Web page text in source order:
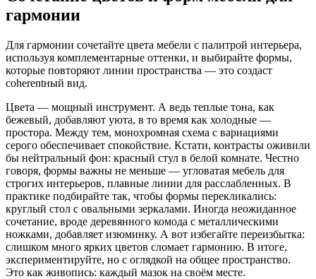
гармонии
Для гармонии сочетайте цвета мебели с палитрой интерьера,
используя комплементарные оттенки, и выбирайте формы,
которые повторяют линии пространства — это создаст
coherentный вид.
Цвета — мощный инструмент. А ведь теплые тона, как
бежевый, добавляют уюта, в то время как холодные —
простора. Между тем, монохромная схема с вариациями
серого обеспечивает спокойствие. Кстати, контрасты оживили
бы нейтральный фон: красный стул в белой комнате. Честно
говоря, формы важны не меньше — угловатая мебель для
строгих интерьеров, плавные линии для расслабленных. В
практике подбирайте так, чтобы формы перекликались:
круглый стол с овальными зеркалами. Иногда неожиданное
сочетание, вроде деревянного комода с металлическими
ножками, добавляет изюминку. А вот избегайте переизбытка:
слишком много ярких цветов сломает гармонию. В итоге,
экспериментируйте, но с оглядкой на общее пространство.
Это как живопись: каждый мазок на своём месте.